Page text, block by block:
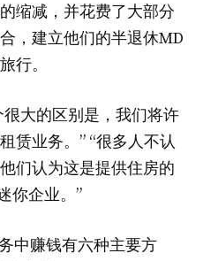
缩减，并花费了大部分
，建立他们的半退休MD
行。
大的区别是，我们将许
赁业务。” “很多人不认
们认为这是提供住房的
你企业。”
中赚钱有六种主要方